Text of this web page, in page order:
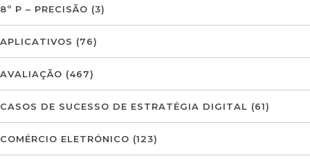
8º P – PRECISÃO (3)
APLICATIVOS (76)
AVALIAÇÃO (467)
CASOS DE SUCESSO DE ESTRATÉGIA DIGITAL (61)
COMÉRCIO ELETRÓNICO (123)